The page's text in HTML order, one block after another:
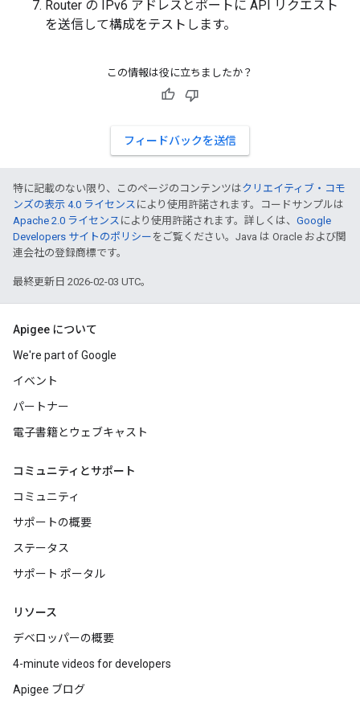
Router の IPv6 アドレスとポートに API リクエスト
を送信して構成をテストします。
この情報は役に立ちましたか？
フィードバックを送信
特に記載のない限り、このページのコンテンツはクリエイティブ・コモ
ンズの表示 4.0 ライセンス により使用許諾されます。コードサンプルは
Apache 2.0 ライセンス により使用許諾されます。詳しくは、 Google
Developers サイトのポリシー をご覧ください。Java は Oracle および関
連会社の登録商標です。
最終更新日 2026-02-03 UTC。
Apigee について
We're part of Google
イベント
パートナー
電子書籍とウェブキャスト
コミュニティとサポート
コミュニティ
サポートの概要
ステータス
サポート ポータル
リソース
デベロッパーの概要
4-minute videos for developers
Apigee ブログ